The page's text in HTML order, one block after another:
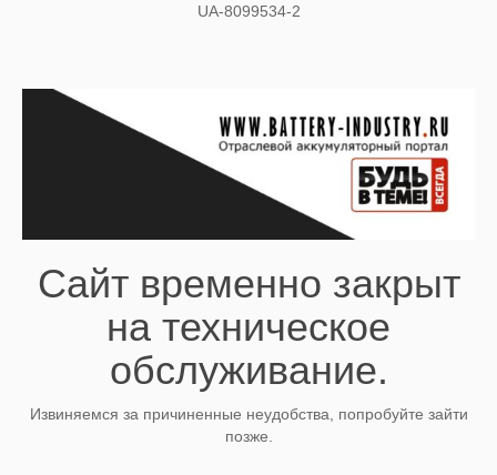
UA-8099534-2
Сайт временно закрыт
на техническое
обслуживание.
Извиняемся за причиненные неудобства, попробуйте зайти
позже.